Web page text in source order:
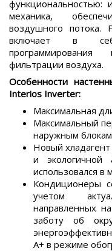
функциональностью:
механика,
воздушного потока.
включает в
фильтрации воздуха.
Особенности
Interios Inverter:
Максимальная
Максимальный
наружным
Новый
и экологичной
использовался в
Кондиционеры
учетом
направленных
заботу об
А+ в режиме